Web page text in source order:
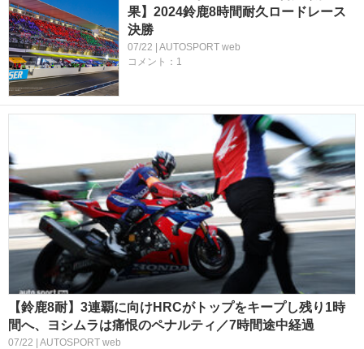
果】2024鈴鹿8時間耐久ロードレース
決勝
07/22 | AUTOSPORT web
コメント：1
【鈴鹿8耐】3連覇に向けHRCがトップをキープし残り1時
間へ、ヨシムラは痛恨のペナルティ／7時間途中経過
07/22 | AUTOSPORT web